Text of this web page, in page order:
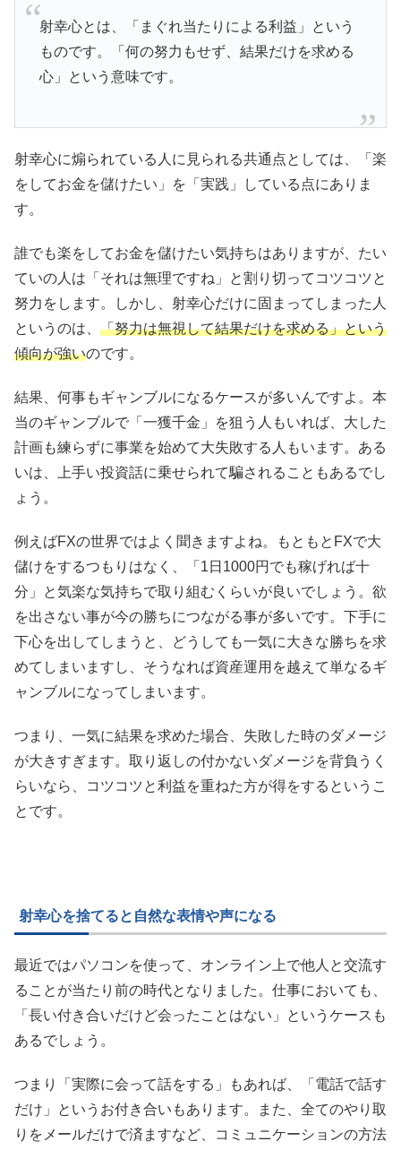
射幸心とは、「まぐれ当たりによる利益」という
ものです。「何の努力もせず、結果だけを求める
心」という意味です。
射幸心に煽られている人に見られる共通点としては、「楽
をしてお金を儲けたい」を「実践」している点にありま
す。
誰でも楽をしてお金を儲けたい気持ちはありますが、たい
ていの人は「それは無理ですね」と割り切ってコツコツと
努力をします。しかし、射幸心だけに固まってしまった人
というのは、 「努力は無視して結果だけを求める」という
傾向が強いのです。
結果、何事もギャンブルになるケースが多いんですよ。本
当のギャンブルで「一獲千金」を狙う人もいれば、大した
計画も練らずに事業を始めて大失敗する人もいます。ある
いは、上手い投資話に乗せられて騙されることもあるでし
ょう。
例えばFXの世界ではよく聞きますよね。もともとFXで大
儲けをするつもりはなく、「1日1000円でも稼げれば十
分」と気楽な気持ちで取り組むくらいが良いでしょう。欲
を出さない事が今の勝ちにつながる事が多いです。下手に
下心を出してしまうと、どうしても一気に大きな勝ちを求
めてしまいますし、そうなれば資産運用を越えて単なるギ
ャンブルになってしまいます。
つまり、一気に結果を求めた場合、失敗した時のダメージ
が大きすぎます。取り返しの付かないダメージを背負うく
らいなら、コツコツと利益を重ねた方が得をするというこ
とです。
射幸心を捨てると自然な表情や声になる
最近ではパソコンを使って、オンライン上で他人と交流す
ることが当たり前の時代となりました。仕事においても、
「長い付き合いだけど会ったことはない」というケースも
あるでしょう。
つまり「実際に会って話をする」もあれば、「電話で話す
だけ」というお付き合いもあります。また、全てのやり取
りをメールだけで済ますなど、コミュニケーションの方法